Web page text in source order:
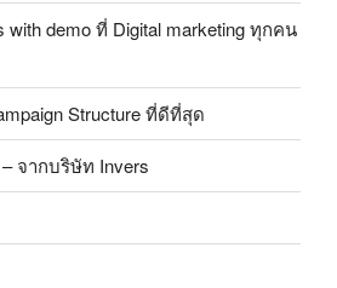
with demo ที่ Digital marketing ทุกคน
Structure ที่ดีที่สุด
จากบริษัท Invers